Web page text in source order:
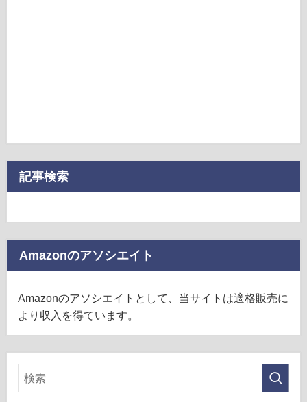
記事検索
Amazonのアソシエイト
Amazonのアソシエイトとして、当サイトは適格販売に
より収入を得ています。